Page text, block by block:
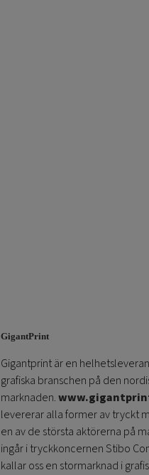
GigantPrint
Gigantprint är en
grafiska branschen på den
marknaden.
levererar alla former av tryckt
en av de största aktörerna på
ingår i tryckkoncernen Stibo
kallar oss en stormarknad i